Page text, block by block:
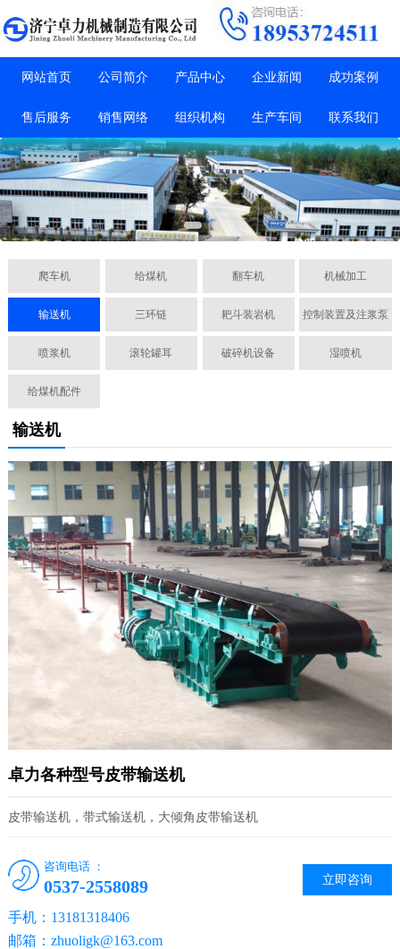
网站首页 公司简介 产品中心 企业新闻 成功案例
售后服务 销售网络 组织机构 生产车间 联系我们
爬车机 给煤机 翻车机 机械加工
输送机 三环链 耙斗装岩机 控制装置及注浆泵
喷浆机 滚轮罐耳 破碎机设备 湿喷机
给煤机配件
输送机
卓力各种型号皮带输送机
皮带输送机，带式输送机，大倾角皮带输送机
立即咨询
咨询电话 ：
0537-2558089
手机：13181318406
邮箱：zhuoligk@163.com